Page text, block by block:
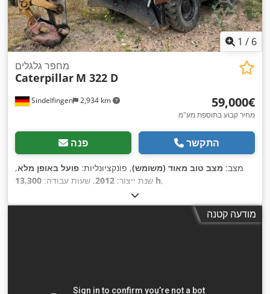
1 / 6
Sindelfingen 2,934 km
מחפר גלגלים
Caterpillar M 322 D
‏59,000 ‏€
מחיר קבוע בתוספת מע"מ
פנה התקשר
מצב: מצב טוב מאוד (משומש), פונקציונליות: פועל באופן מלא,
שנת ייצור: 2012, שעות עבודה: 13,300 h,
מודעה קטנה